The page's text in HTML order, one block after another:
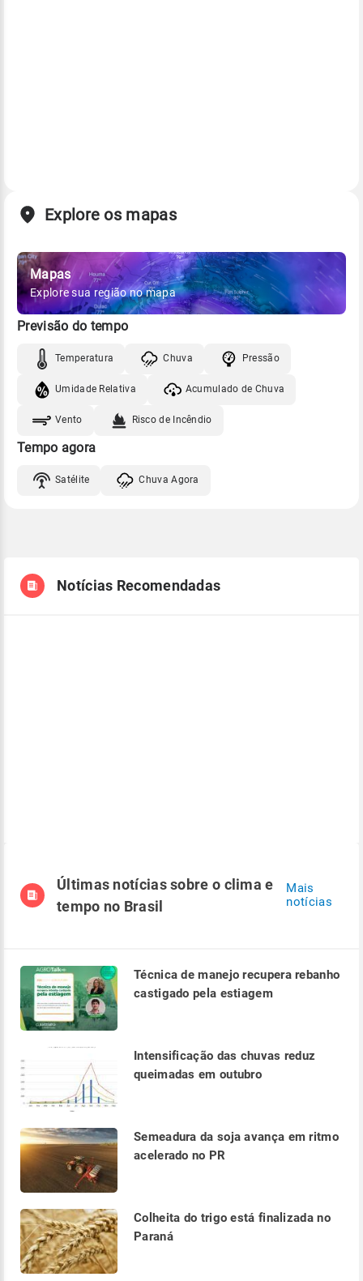
Explore os mapas
Mapas
Explore sua região no mapa
Previsão do tempo
Temperatura Chuva Pressão
Umidade Relativa Acumulado de Chuva
Vento Risco de Incêndio
Tempo agora
Satélite Chuva Agora
Notícias Recomendadas
Últimas notícias sobre o clima e
tempo no Brasil
Mais
notícias
Técnica de manejo recupera rebanho
castigado pela estiagem
Intensificação das chuvas reduz
queimadas em outubro
Semeadura da soja avança em ritmo
acelerado no PR
Colheita do trigo está finalizada no
Paraná